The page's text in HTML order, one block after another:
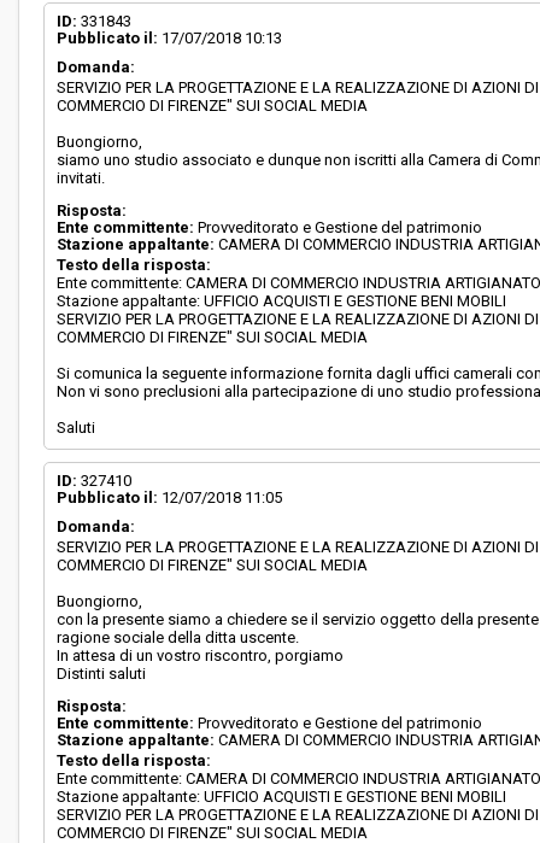
ID: 331843
Pubblicato il: 17/07/2018 10:13
Domanda:
SERVIZIO PER LA PROGETTAZIONE E LA REALIZZAZIONE DI AZIONI
COMMERCIO DI FIRENZE" SUI SOCIAL MEDIA
Buongiorno,
siamo uno studio associato e dunque non iscritti alla Camera di
invitati.
Risposta:
Ente committente: Provveditorato e Gestione del patrimonio
Stazione appaltante: CAMERA DI COMMERCIO INDUSTRIA
Testo della risposta:
Ente committente: CAMERA DI COMMERCIO INDUSTRIA
Stazione appaltante: UFFICIO ACQUISTI E GESTIONE BENI MOBILI
SERVIZIO PER LA PROGETTAZIONE E LA REALIZZAZIONE DI AZIONI
COMMERCIO DI FIRENZE" SUI SOCIAL MEDIA
Si comunica la seguente informazione fornita dagli uffici camerali
Non vi sono preclusioni alla partecipazione di uno studio
Saluti
ID: 327410
Pubblicato il: 12/07/2018 11:05
Domanda:
SERVIZIO PER LA PROGETTAZIONE E LA REALIZZAZIONE DI AZIONI
COMMERCIO DI FIRENZE" SUI SOCIAL MEDIA
Buongiorno,
con la presente siamo a chiedere se il servizio oggetto della
ragione sociale della ditta uscente.
In attesa di un vostro riscontro, porgiamo
Distinti saluti
Risposta:
Ente committente: Provveditorato e Gestione del patrimonio
Stazione appaltante: CAMERA DI COMMERCIO INDUSTRIA
Testo della risposta:
Ente committente: CAMERA DI COMMERCIO INDUSTRIA
Stazione appaltante: UFFICIO ACQUISTI E GESTIONE BENI MOBILI
SERVIZIO PER LA PROGETTAZIONE E LA REALIZZAZIONE DI AZIONI
COMMERCIO DI FIRENZE" SUI SOCIAL MEDIA